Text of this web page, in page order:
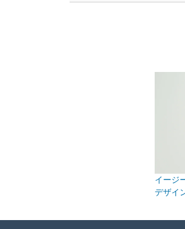
イージ
デザイ